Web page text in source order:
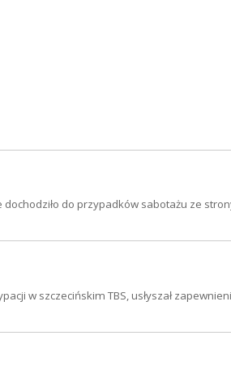
do przypadków sabotażu ze
w szczecińskim TBS, usłyszał